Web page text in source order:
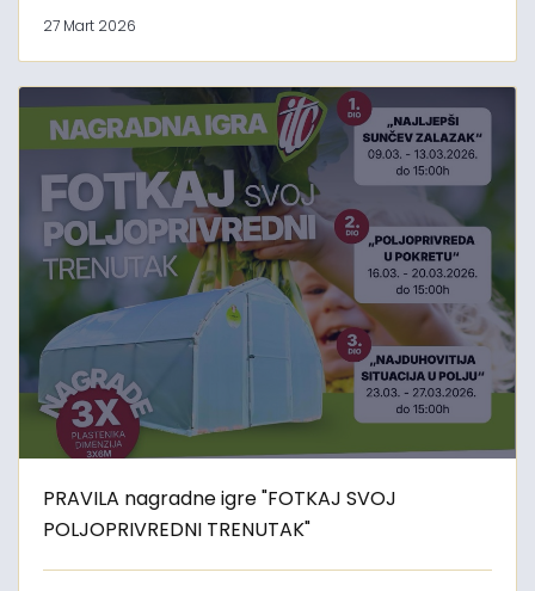
27 Mart 2026
PRAVILA nagradne igre "FOTKAJ SVOJ
POLJOPRIVREDNI TRENUTAK"